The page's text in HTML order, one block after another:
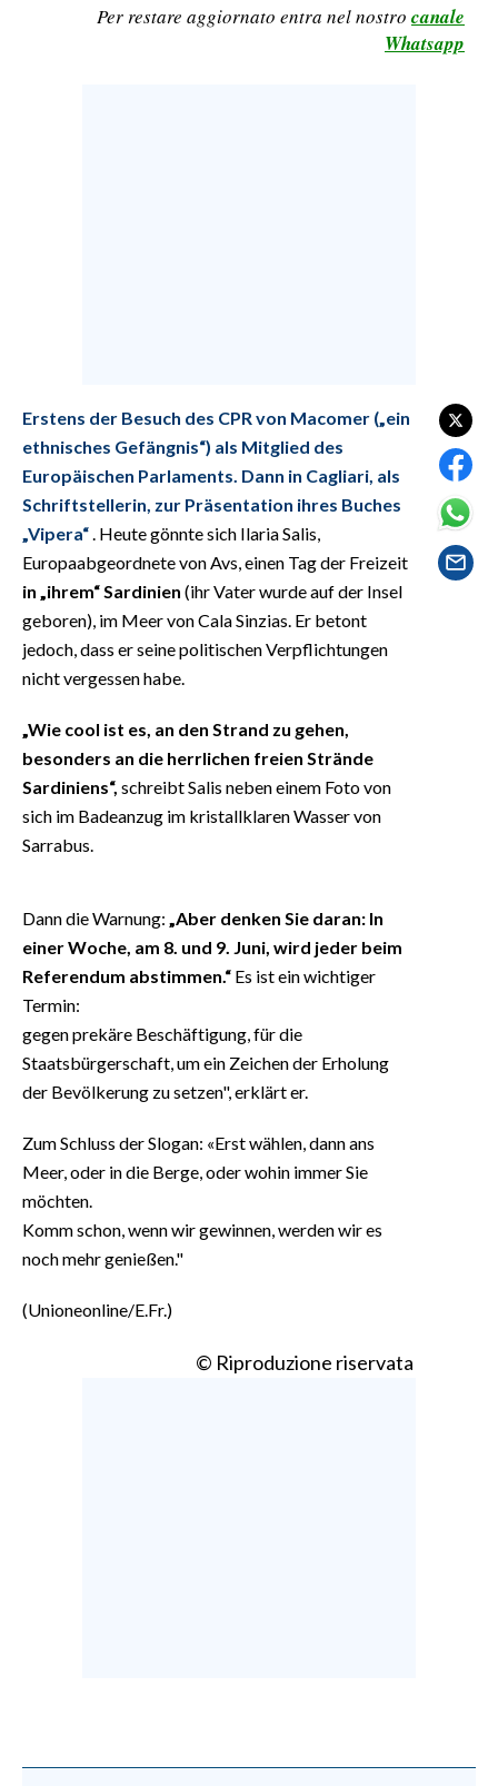
ALTRI SPORT
VIDEO
INFO AZIENDE
ABBONATI
NECROLOGI
SPIAGGE
Per restare aggiornato entra nel nostro canale
Whatsapp
Erstens der Besuch des CPR von Macomer („ein
ethnisches Gefängnis“) als Mitglied des
Europäischen Parlaments. Dann in Cagliari, als
Schriftstellerin, zur Präsentation ihres Buches
„Vipera“ . Heute gönnte sich Ilaria Salis,
Europaabgeordnete von Avs, einen Tag der Freizeit
in „ihrem“ Sardinien (ihr Vater wurde auf der Insel
geboren), im Meer von Cala Sinzias. Er betont
jedoch, dass er seine politischen Verpflichtungen
nicht vergessen habe.
„Wie cool ist es, an den Strand zu gehen,
besonders an die herrlichen freien Strände
Sardiniens“, schreibt Salis neben einem Foto von
sich im Badeanzug im kristallklaren Wasser von
Sarrabus.
Dann die Warnung: „Aber denken Sie daran: In
einer Woche, am 8. und 9. Juni, wird jeder beim
Referendum abstimmen.“ Es ist ein wichtiger
Termin:
gegen prekäre Beschäftigung, für die
Staatsbürgerschaft, um ein Zeichen der Erholung
der Bevölkerung zu setzen", erklärt er.
Zum Schluss der Slogan: «Erst wählen, dann ans
Meer, oder in die Berge, oder wohin immer Sie
möchten.
Komm schon, wenn wir gewinnen, werden wir es
noch mehr genießen."
(Unioneonline/E.Fr.)
© Riproduzione riservata